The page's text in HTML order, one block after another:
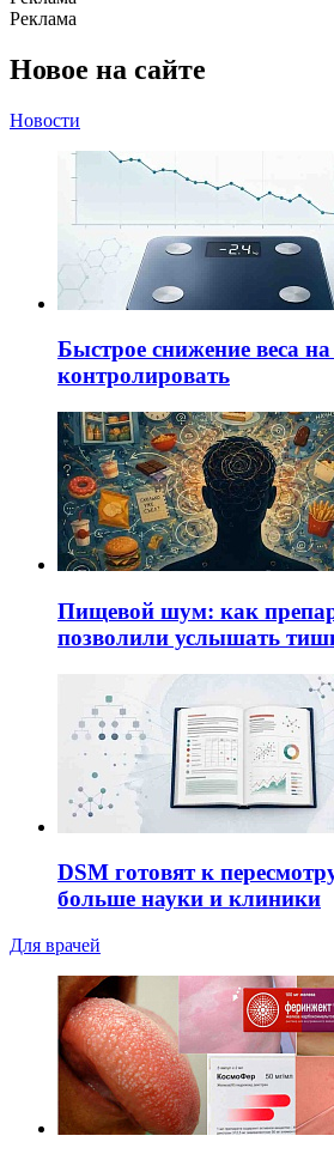
Реклама
Новое на сайте
Новости
Быстрое снижение веса
контролировать
Пищевой шум: как
позволили услышать
DSM готовят к
больше науки и клиники
Для врачей